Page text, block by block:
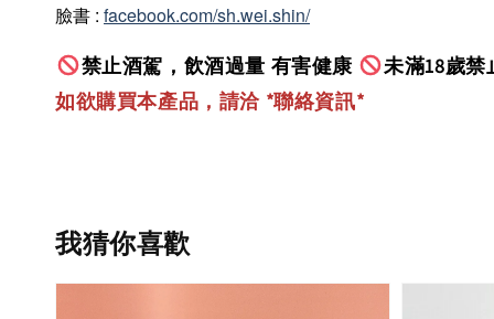
臉書 : facebook.com/sh.wei.shin/
禁止酒駕，飲酒過量 有害健康
未滿18歲禁
如欲購買本產品，請洽 *聯絡資訊*
我猜你喜歡